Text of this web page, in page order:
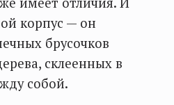
корпус — он
брусочков
склеенных в
собой.